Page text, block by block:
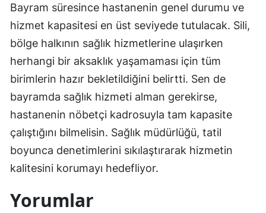
Bayram süresince hastanenin genel durumu ve
hizmet kapasitesi en üst seviyede tutulacak. Sili,
bölge halkının sağlık hizmetlerine ulaşırken
herhangi bir aksaklık yaşamaması için tüm
birimlerin hazır bekletildiğini belirtti. Sen de
bayramda sağlık hizmeti alman gerekirse,
hastanenin nöbetçi kadrosuyla tam kapasite
çalıştığını bilmelisin. Sağlık müdürlüğü, tatil
boyunca denetimlerini sıkılaştırarak hizmetin
kalitesini korumayı hedefliyor.
Yorumlar